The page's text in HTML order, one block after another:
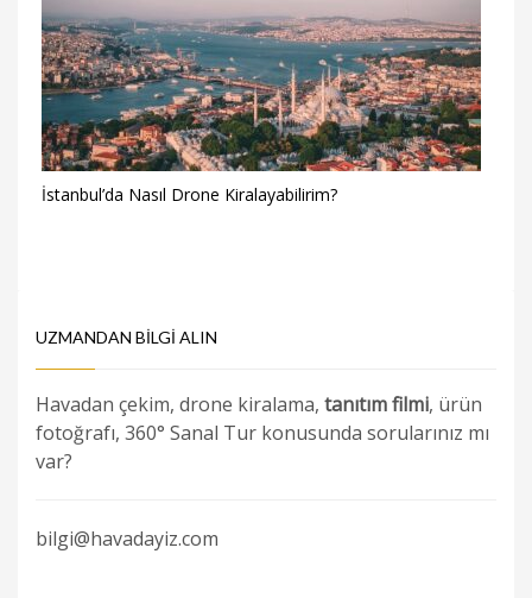
İstanbul’da Nasıl Drone Kiralayabilirim?
UZMANDAN BILGI ALIN
Havadan çekim, drone kiralama, tanıtım filmi, ürün
fotoğrafı, 360° Sanal Tur konusunda sorularınız mı
var?
bilgi@havadayiz.com